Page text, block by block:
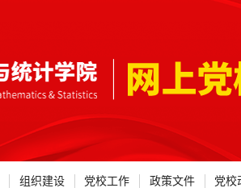
组织建设 党校工作 政策文件 党校